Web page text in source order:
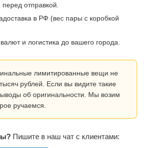
отправкой.
в РФ (вес пары с коробкой
и логистика до вашего города.
лимитированные вещи не
рублей. Если вы видите такие
об оригинальности. Мы возим
ручаемся.
Пишите в наш чат с клиентами: